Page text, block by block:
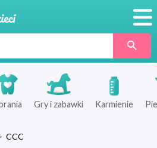
Produkty
SklepyGry i zabawki Karmienie
CCC